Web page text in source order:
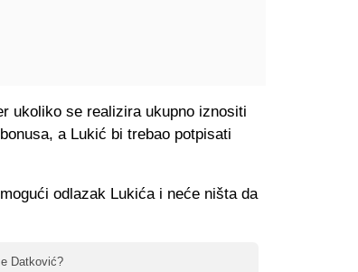
ukoliko se realizira ukupno iznositi
a Lukić bi trebao potpisati
odlazak Lukića i neće ništa da
Datković?